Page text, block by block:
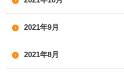
2021年9月
2021年8月